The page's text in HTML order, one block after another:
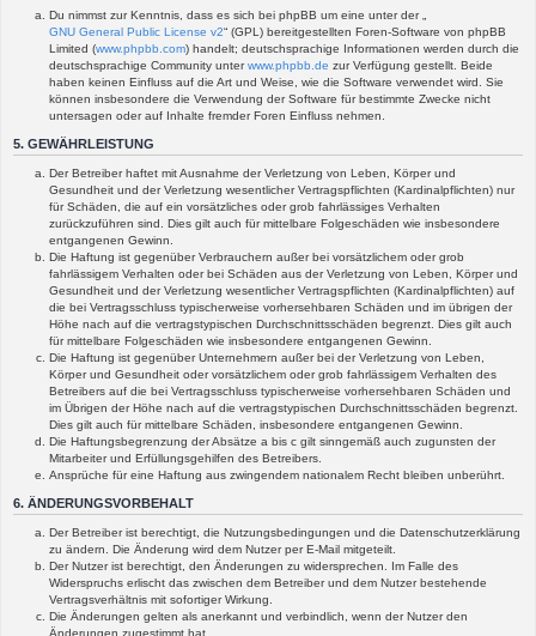
Du nimmst zur Kenntnis, dass es sich bei phpBB um eine unter der „
GNU General Public License v2“ (GPL) bereitgestellten Foren-Software von phpBB
Limited (www.phpbb.com) handelt; deutschsprachige Informationen werden durch die
deutschsprachige Community unterwww.phpbb.de zur Verfügung gestellt. Beide
haben keinen Einfluss auf die Art und Weise, wie die Software verwendet wird. Sie
können insbesondere die Verwendung der Software für bestimmte Zwecke nicht
untersagen oder auf Inhalte fremder Foren Einfluss nehmen.
5. GEWÄHRLEISTUNG
Der Betreiber haftet mit Ausnahme der Verletzung von Leben, Körper und
Gesundheit und der Verletzung wesentlicher Vertragspflichten (Kardinalpflichten) nur
für Schäden, die auf ein vorsätzliches oder grob fahrlässiges Verhalten
zurückzuführen sind. Dies gilt auch für mittelbare Folgeschäden wie insbesondere
entgangenen Gewinn.
Die Haftung ist gegenüber Verbrauchern außer bei vorsätzlichem oder grob
fahrlässigem Verhalten oder bei Schäden aus der Verletzung von Leben, Körper und
Gesundheit und der Verletzung wesentlicher Vertragspflichten (Kardinalpflichten) auf
die bei Vertragsschluss typischerweise vorhersehbaren Schäden und im übrigen der
Höhe nach auf die vertragstypischen Durchschnittsschäden begrenzt. Dies gilt auch
für mittelbare Folgeschäden wie insbesondere entgangenen Gewinn.
Die Haftung ist gegenüber Unternehmern außer bei der Verletzung von Leben,
Körper und Gesundheit oder vorsätzlichem oder grob fahrlässigem Verhalten des
Betreibers auf die bei Vertragsschluss typischerweise vorhersehbaren Schäden und
im Übrigen der Höhe nach auf die vertragstypischen Durchschnittsschäden begrenzt.
Dies gilt auch für mittelbare Schäden, insbesondere entgangenen Gewinn.
Die Haftungsbegrenzung der Absätze a bis c gilt sinngemäß auch zugunsten der
Mitarbeiter und Erfüllungsgehilfen des Betreibers.
Ansprüche für eine Haftung aus zwingendem nationalem Recht bleiben unberührt.
6. ÄNDERUNGSVORBEHALT
Der Betreiber ist berechtigt, die Nutzungsbedingungen und die Datenschutzerklärung
zu ändern. Die Änderung wird dem Nutzer per E-Mail mitgeteilt.
Der Nutzer ist berechtigt, den Änderungen zu widersprechen. Im Falle des
Widerspruchs erlischt das zwischen dem Betreiber und dem Nutzer bestehende
Vertragsverhältnis mit sofortiger Wirkung.
Die Änderungen gelten als anerkannt und verbindlich, wenn der Nutzer den
Änderungen zugestimmt hat.